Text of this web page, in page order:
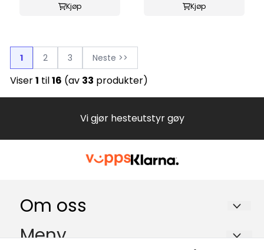
Kjøp
Kjøp
1 2 3 Neste >>
Viser1 til16 (av 33 produkter)
Vi gjør hesteutstyr gøy
Om oss
EKEBERG HESTEUTSTYR Trine Hammerstad
Meny